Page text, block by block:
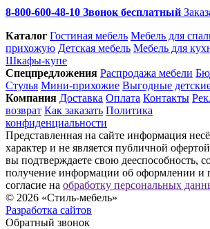
8-800-600-48-10 Звонок бесплатный
Каталог Гостиная мебель Мебель для
прихожую Детская мебель Мебель для
Шкафы-купе
Спец­предложения Распродажа мебели
Стулья Мини-прихожие Выгодные
Компания Доставка Оплата Контакты
возврат Как заказать Политика
конфиденциальности
Представленная на сайте информация
характер и не является публичной
вы подтверждаете свою дееспособность,
получение информации об оформлении и
согласие на обработку персональных
© 2026 «Стиль-мебель»
Разработка сайтов
Обратный звонок